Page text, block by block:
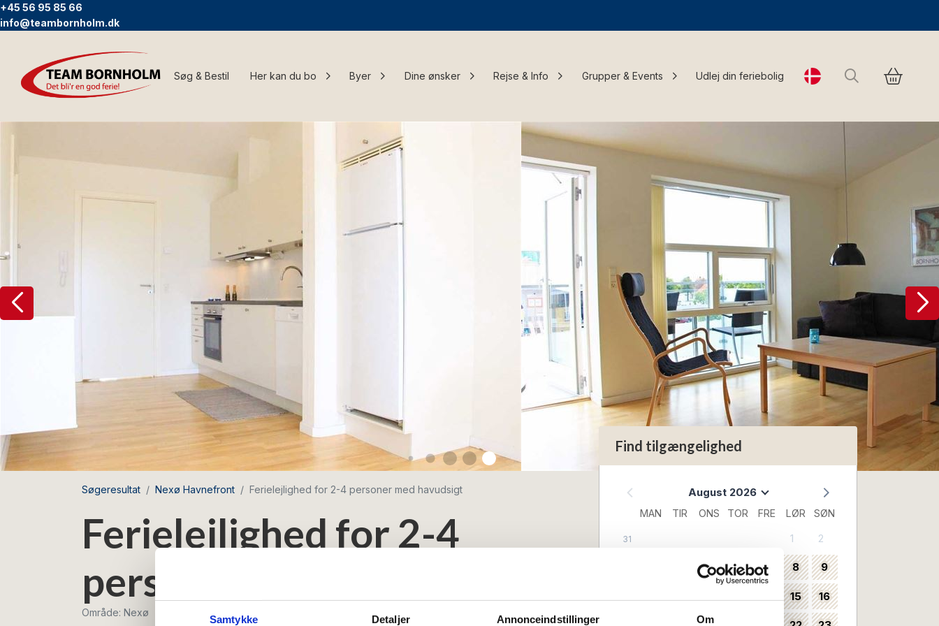
Samtykke Detaljer Annonceindstillinger Om
+45 56 95 85 66
info@teambornholm.dk
Søg & Bestil Her kan du bo Byer Dine ønsker Rejse & Info Grupper & Events Udlej din feriebolig Change language
Søg
Søgeresultat Nexø Havnefront Ferielejlighed for 2-4 personer med havudsigt
Ferielejlighed for 2-4
personer med havudsigt
Område: Nexø
Find tilgængelighed
August 2026
MAN TIR ONS TOR FRE LØR SØN
31 1 2
5 6 7 8 9
15 16